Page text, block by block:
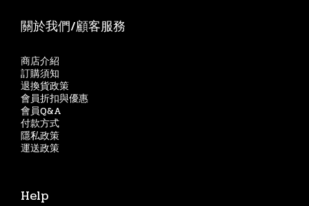
關於我們/顧客服務
商店介紹
訂購須知
退換貨政策
會員折扣與優惠
會員Q&A
付款方式
隱私政策
運送政策
Help